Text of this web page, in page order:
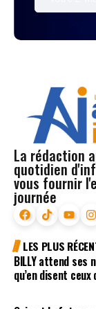
La rédaction
quotidien
vous fournir
journée
LES PLUS
BILLY attend ses
qu’en disent